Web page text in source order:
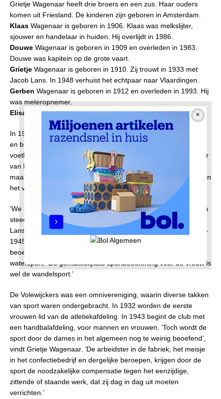
Grietje Wagenaar heeft drie broers en een zus. Haar ouders
komen uit Friesland. De kinderen zijn geboren in Amsterdam.
Klaas Wagenaar is geboren in 1906. Klaas was melkslijter,
sjouwer en handelaar in huiden. Hij overlijdt in 1986.
Douwe Wagenaar is geboren in 1909 en overleden in 1983.
Douwe was kapitein op de grote vaart.
Grietje Wagenaar is geboren in 1910. Zij trouwt in 1933 met
Jacob Lans. In 1948 verhuist het echtpaar naar Vlaardingen.
Gerben Wagenaar is geboren in 1912 en overleden in 1993. Hij
was meteropnemer.
Elisabeth Wagenaar is geboren in 1917 en trouwt in 1940.
In 1934 wordt Klaas Wagenaar commissaris bij de Volewijckers
en broer Douwe wordt in 1935 voorzitter. In de jaren dertig
voetbalt Gerben Wagenaar in het eerste elftal. Hij is aanvoerder
van het team. De bloeitijd van de Volewijckers in de oorlog
maakt Gerben niet mee. Wagenaar vervult een prominente rol in
het verzet dat de CPN, waarvan hij lid is, wordt georganiseerd.
‘We mogen ons verheugen, dat ook onze arbeidersmeisjes zich
steeds meer tot de sport aangetrokken voelen’, schrijft Griet
Lans-Wagenaar in het jubileumboek van de Volewijckers (1920-
1945). Ze noemt de sporten die meisjes en vrouwen kunnen
beoefenen: atletiek, gymnastiek, handbal, turnen, wandelen en
watersport. ‘De gemakkelijkste sportbeoefening voor de vrouw is
wel de wandelsport.’
De Volewijckers was een omnivereniging, waarin diverse takken
van sport waren ondergebracht. In 1932 worden de eerste
vrouwen lid van de atletiekafdeling. In 1943 begint de club met
een handbalafdeling, voor mannen en vrouwen. ‘Toch wordt de
sport door de dames in het algemeen nog te weinig beoefend’,
vindt Grietje Wagenaar. ‘De arbeidster in de fabriek, het meisje
in het confectiebedrijf en dergelijke beroepen, krijgen door de
sport de noodzakelijke compensatie tegen het eenzijdige,
zittende of staande werk, dat zij dag in dag uit moeten
verrichten.’